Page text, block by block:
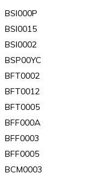
BSI000P
BSI0015
BSI0002
BSP00YC
BFT0002
BFT0012
BFT0005
BFF000A
BFF0003
BFF0005
BCM0003